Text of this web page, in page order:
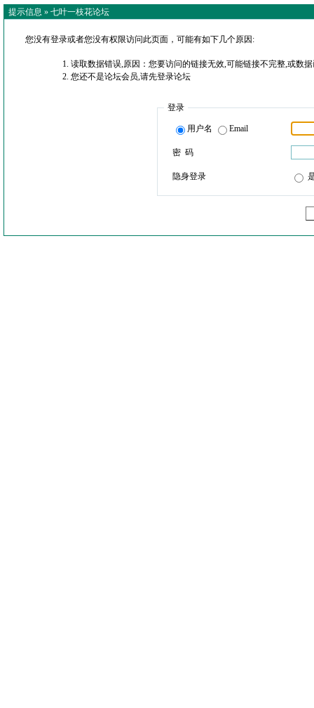
提示信息 » 七叶一枝花论坛
您没有登录或者您没有权限访问此页面，可能有如下几个原因:
读取数据错误,原因：您要访问的链接无效,可能链接不完整,或数
您还不是论坛会员,请先登录论坛
登录
用户名 Email
密 码
隐身登录